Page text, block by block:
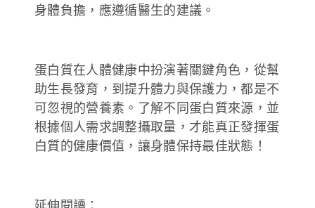
身體負擔，應遵循醫生的建議。
蛋白質在人體健康中扮演著關鍵角色，從幫
助生長發育，到提升體力與保護力，都是不
可忽視的營養素。了解不同蛋白質來源，並
根據個人需求調整攝取量，才能真正發揮蛋
白質的健康價值，讓身體保持最佳狀態！